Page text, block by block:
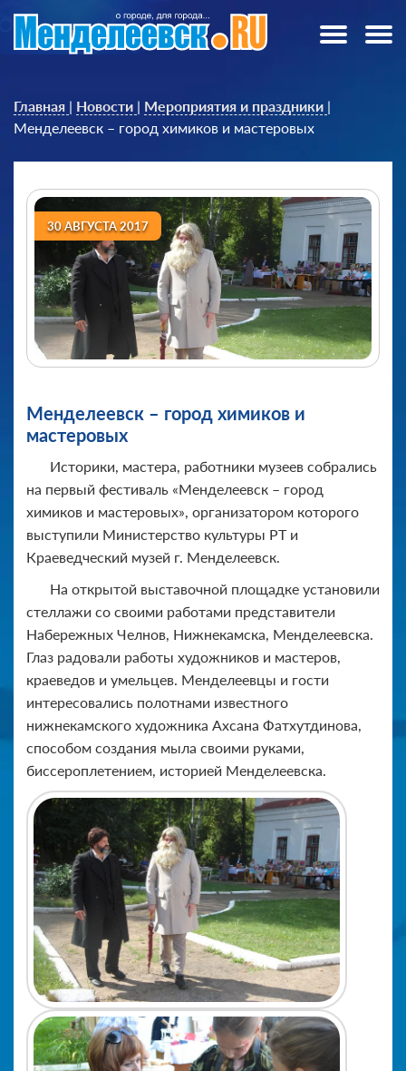
Главная | Новости | Мероприятия и праздники |
Менделеевск – город химиков и мастеровых
30 АВГУСТА 2017
Менделеевск – город химиков и
мастеровых
Историки, мастера, работники музеев собрались
на первый фестиваль «Менделеевск – город
химиков и мастеровых», организатором которого
выступили Министерство культуры РТ и
Краеведческий музей г. Менделеевск.
На открытой выставочной площадке установили
стеллажи со своими работами представители
Набережных Челнов, Нижнекамска, Менделеевска.
Глаз радовали работы художников и мастеров,
краеведов и умельцев. Менделеевцы и гости
интересовались полотнами известного
нижнекамского художника Ахсана Фатхутдинова,
способом создания мыла своими руками,
биссероплетением, историей Менделеевска.